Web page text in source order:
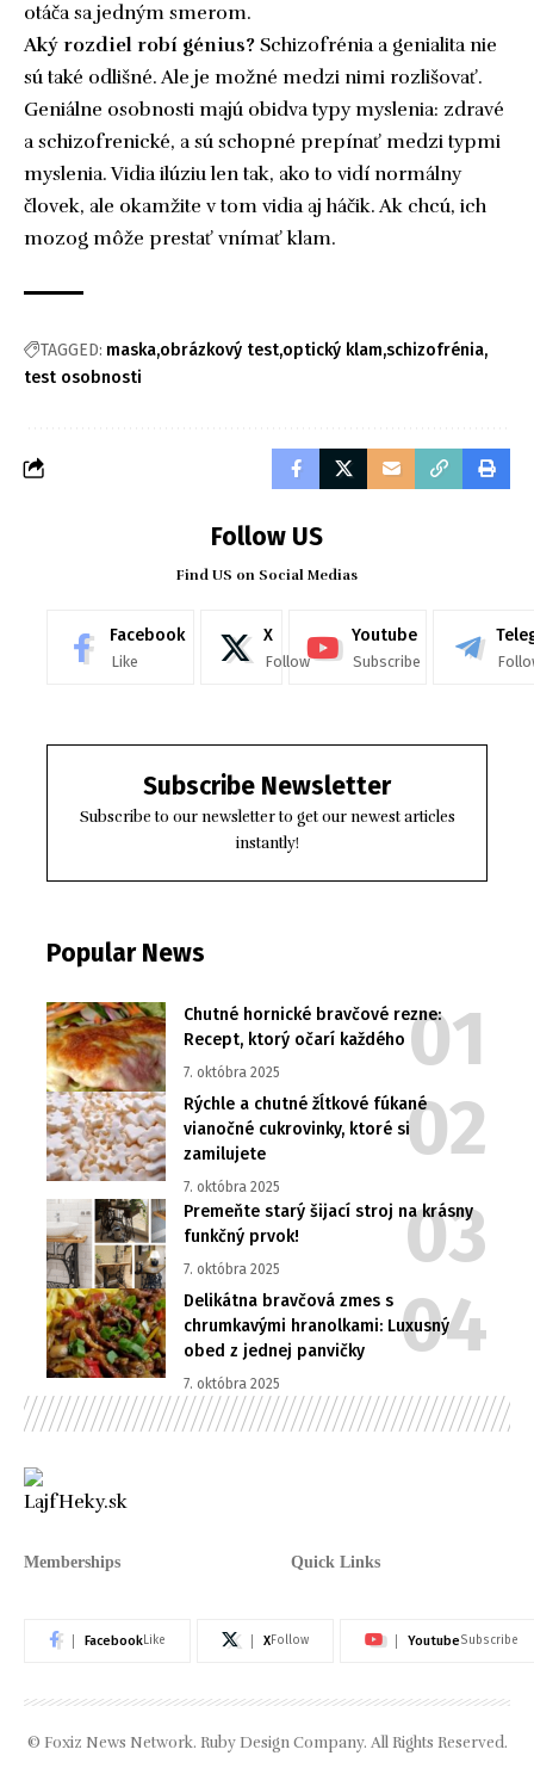
otáča sa jedným smerom.
Aký rozdiel robí génius? Schizofrénia a genialita nie
sú také odlišné. Ale je možné medzi nimi rozlišovať.
Geniálne osobnosti majú obidva typy myslenia: zdravé
a schizofrenické, a sú schopné prepínať medzi typmi
myslenia. Vidia ilúziu len tak, ako to vidí normálny
človek, ale okamžite v tom vidia aj háčik. Ak chcú, ich
mozog môže prestať vnímať klam.
TAGGED: maska obrázkový test optický klam schizofrénia
test osobnosti
Follow US
Find US on Social Medias
Facebook
Like
X
Follow
Youtube
Subscribe
Subscribe Newsletter
Subscribe to our newsletter to get our newest articles
instantly!
Popular News
Chutné hornické bravčové rezne:
Recept, ktorý očarí každého
7. októbra 2025
Rýchle a chutné žĺtkové fúkané
vianočné cukrovinky, ktoré si
zamilujete
7. októbra 2025
Premeňte starý šijací stroj na krásny
funkčný prvok!
7. októbra 2025
Delikátna bravčová zmes s
chrumkavými hranolkami: Luxusný
obed z jednej panvičky
7. októbra 2025
Memberships Quick Links
FacebookLike XFollow YoutubeSubscribe
© Foxiz News Network. Ruby Design Company. All Rights Reserved.